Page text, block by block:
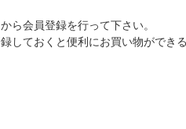
ら会員登録を行って下さい。
しておくと便利にお買い物ができ